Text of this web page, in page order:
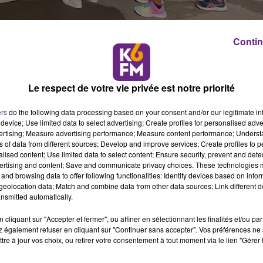
Dijon
de billetterie populaire de l’État « Ma classe aux
issus de 70 établissements différents (école primaire,
dont près de 800 qui gouteront au confort
par le conseil régional.
2 gares d’Ile de France accueilleront et guideront ces 75
Pour l’occasion, les capacités de places assises et les
que les équipes de personnels d’accueil en gares.
sortie scolaire historique, à la fois dans la découverte
ferroviaire. Ces TRAINS Mobigo, TGV et Intercités
et respectueuse de l’environnement. En choisissant ce
réduction des émissions de CO2 et à la diminution des
Le respect de votre vie privée est notre priorité
do the following data processing based on your consent and/or our legitimate
Use limited data to select advertising; Create profiles for personalised
Measure advertising performance; Measure content performance;
of data from different sources; Develop and improve services; Create profiles to
content; Use limited data to select content; Ensure security, prevent and
and content; Save and communicate privacy choices. These technologies
browsing data to offer following functionalities: Identify devices based on
data; Match and combine data from other data sources; Link different
automatically.
cliquant sur "Accepter et fermer", ou affiner en sélectionnant les finalités et/ou
également refuser en cliquant sur "Continuer sans accepter". Vos préférences
à jour vos choix, ou retirer votre consentement à tout moment via le lien